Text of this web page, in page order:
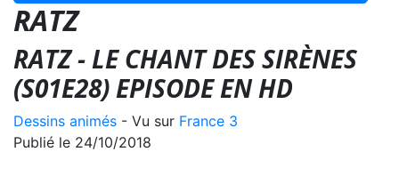
RATZ
RATZ - LE CHANT DES SIRÈNES
(S01E28) EPISODE EN HD
Dessins animés - Vu sur France 3
Publié le 24/10/2018